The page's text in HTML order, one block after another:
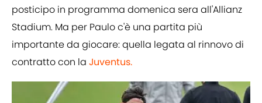
posticipo in programma domenica sera all'Allianz
Stadium. Ma per Paulo c'è una partita più
importante da giocare: quella legata al rinnovo di
contratto con la Juventus.